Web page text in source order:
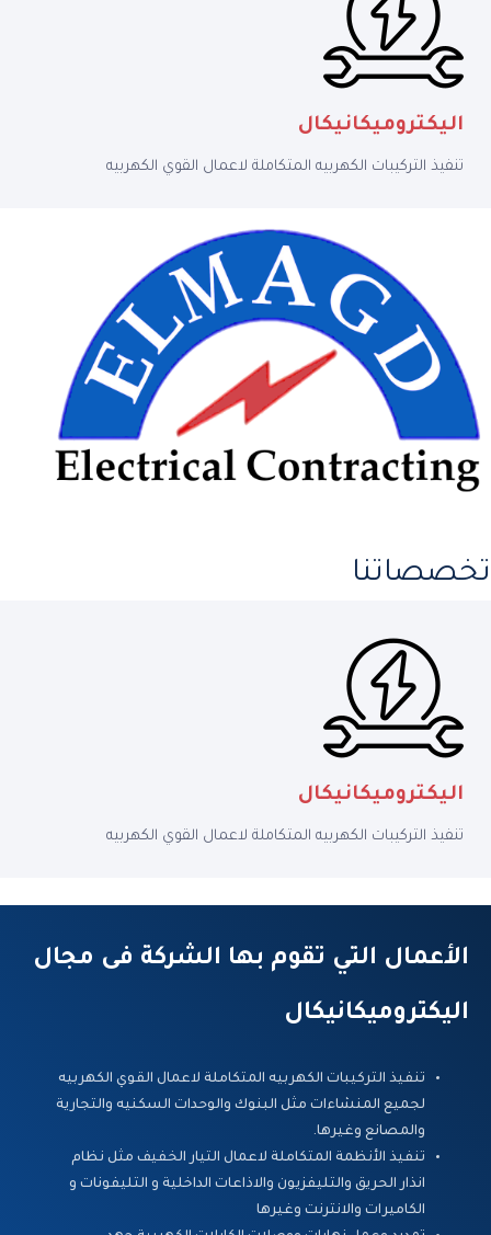
اليكتروميكانيكال
تنفيذ التركيبات الكهربيه المتكاملة لاعمال القوي الكهربيه
تخصصاتنا
اليكتروميكانيكال
تنفيذ التركيبات الكهربيه المتكاملة لاعمال القوي الكهربيه
الأعمال التي تقوم بها الشركة فى مجال
اليكتروميكانيكال
تنفيذ التركيبات الكهربيه المتكاملة لاعمال القوي الكهربيه
لجميع المنشاءات مثل البنوك والوحدات السكنيه والتجارية
والمصانع وغيرها.
تنفيذ الأنظمة المتكاملة لاعمال التيار الخفيف مثل نظام
انذار الحريق والتليفزيون والاذاعات الداخلية و التليفونات و
الكاميرات والانترنت وغيرها